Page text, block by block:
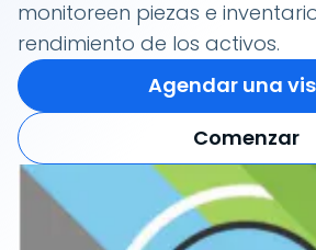
monitoreen piezas e
rendimiento de los activos.
Agendar una
Comenzar